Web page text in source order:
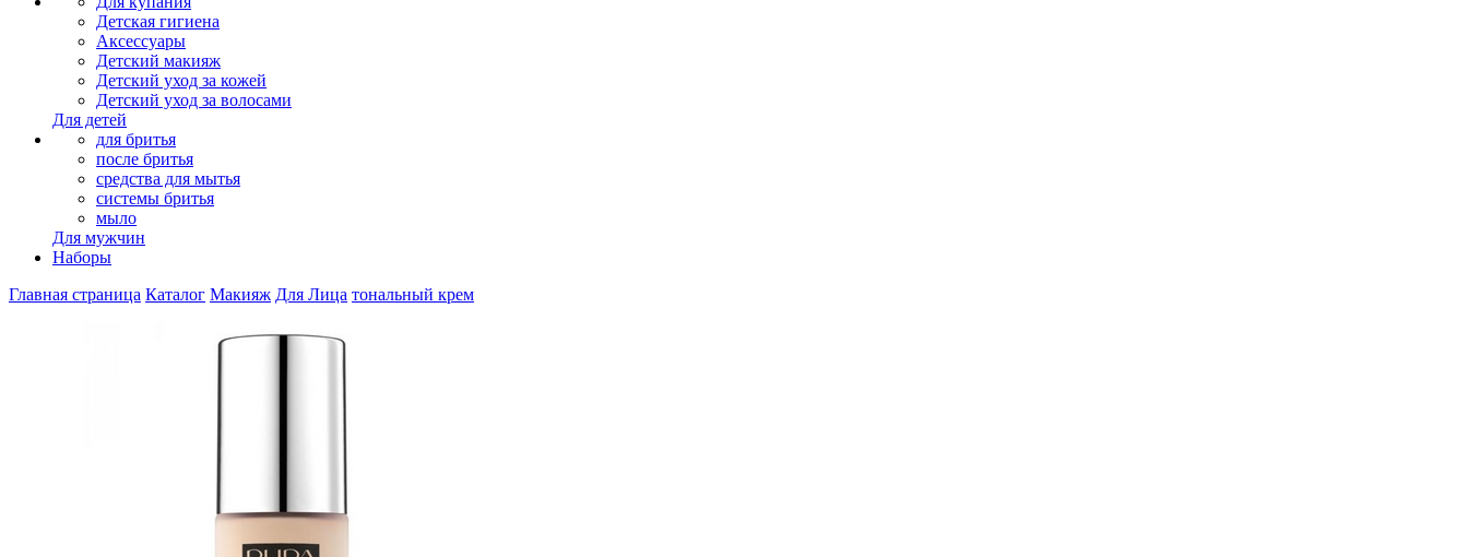
Детская гигиена
Аксессуары
Детский макияж
Детский уход за кожей
Детский уход за волосами
Для детей
для бритья
после бритья
средства для мытья
системы бритья
мыло
Для мужчин
Наборы
Главная страница Каталог Макияж Для Лица тональный крем